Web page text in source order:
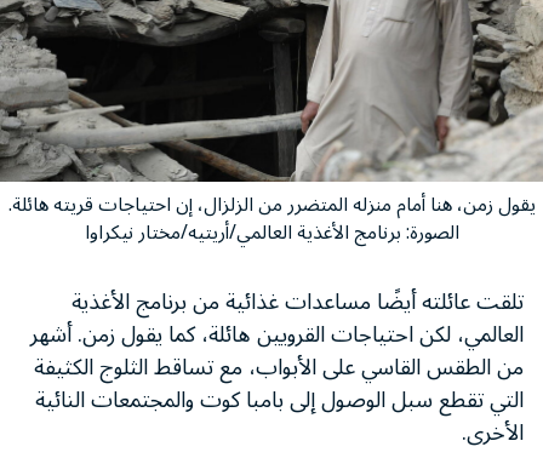
يقول زمن، هنا أمام منزله المتضرر من الزلزال، إن احتياجات قريته هائلة.
الصورة: برنامج الأغذية العالمي/أريتيه/مختار نيكراوا
تلقت عائلته أيضًا مساعدات غذائية من برنامج الأغذية
العالمي، لكن احتياجات القرويين هائلة، كما يقول زمن. أشهر
من الطقس القاسي على الأبواب، مع تساقط الثلوج الكثيفة
التي تقطع سبل الوصول إلى بامبا كوت والمجتمعات النائية
الأخرى.